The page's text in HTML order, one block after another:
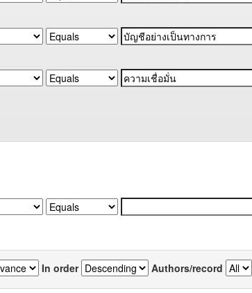
In order Authors/record